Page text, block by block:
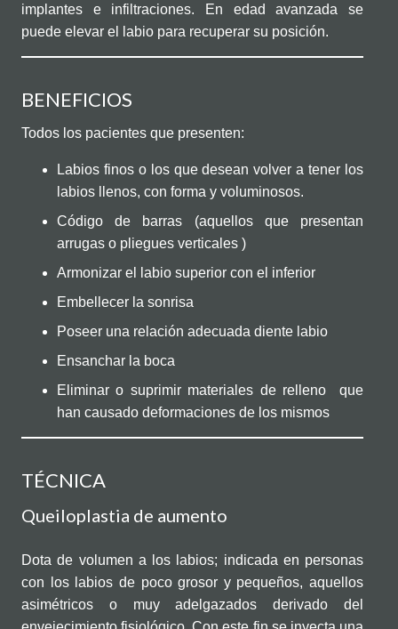
implantes e infiltraciones. En edad avanzada se
puede elevar el labio para recuperar su posición.
BENEFICIOS
Todos los pacientes que presenten:
Labios finos o los que desean volver a tener los
labios llenos, con forma y voluminosos.
Código de barras (aquellos que presentan
arrugas o pliegues verticales )
Armonizar el labio superior con el inferior
Embellecer la sonrisa
Poseer una relación adecuada diente labio
Ensanchar la boca
Eliminar o suprimir materiales de relleno que
han causado deformaciones de los mismos
TÉCNICA
Queiloplastia de aumento
Dota de volumen a los labios; indicada en personas
con los labios de poco grosor y pequeños, aquellos
asimétricos o muy adelgazados derivado del